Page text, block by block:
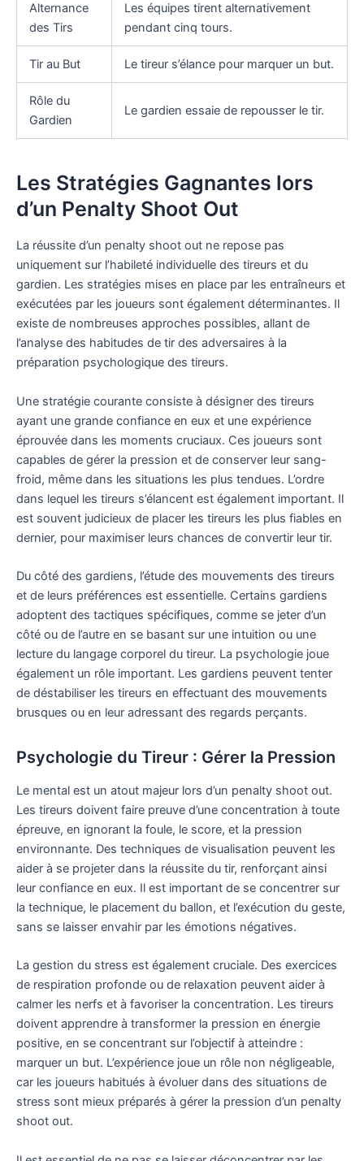
Alternance
des Tirs
Les équipes tirent alternativement
pendant cinq tours.
Tir au But Le tireur s’élance pour marquer un but.
Rôle du
Gardien
Le gardien essaie de repousser le tir.
Les Stratégies Gagnantes lors
d’un Penalty Shoot Out
La réussite d’un penalty shoot out ne repose pas
uniquement sur l’habileté individuelle des tireurs et du
gardien. Les stratégies mises en place par les entraîneurs et
exécutées par les joueurs sont également déterminantes. Il
existe de nombreuses approches possibles, allant de
l’analyse des habitudes de tir des adversaires à la
préparation psychologique des tireurs.
Une stratégie courante consiste à désigner des tireurs
ayant une grande confiance en eux et une expérience
éprouvée dans les moments cruciaux. Ces joueurs sont
capables de gérer la pression et de conserver leur sang-
froid, même dans les situations les plus tendues. L’ordre
dans lequel les tireurs s’élancent est également important. Il
est souvent judicieux de placer les tireurs les plus fiables en
dernier, pour maximiser leurs chances de convertir leur tir.
Du côté des gardiens, l’étude des mouvements des tireurs
et de leurs préférences est essentielle. Certains gardiens
adoptent des tactiques spécifiques, comme se jeter d’un
côté ou de l’autre en se basant sur une intuition ou une
lecture du langage corporel du tireur. La psychologie joue
également un rôle important. Les gardiens peuvent tenter
de déstabiliser les tireurs en effectuant des mouvements
brusques ou en leur adressant des regards perçants.
Psychologie du Tireur : Gérer la Pression
Le mental est un atout majeur lors d’un penalty shoot out.
Les tireurs doivent faire preuve d’une concentration à toute
épreuve, en ignorant la foule, le score, et la pression
environnante. Des techniques de visualisation peuvent les
aider à se projeter dans la réussite du tir, renforçant ainsi
leur confiance en eux. Il est important de se concentrer sur
la technique, le placement du ballon, et l’exécution du geste,
sans se laisser envahir par les émotions négatives.
La gestion du stress est également cruciale. Des exercices
de respiration profonde ou de relaxation peuvent aider à
calmer les nerfs et à favoriser la concentration. Les tireurs
doivent apprendre à transformer la pression en énergie
positive, en se concentrant sur l’objectif à atteindre :
marquer un but. L’expérience joue un rôle non négligeable,
car les joueurs habitués à évoluer dans des situations de
stress sont mieux préparés à gérer la pression d’un penalty
shoot out.